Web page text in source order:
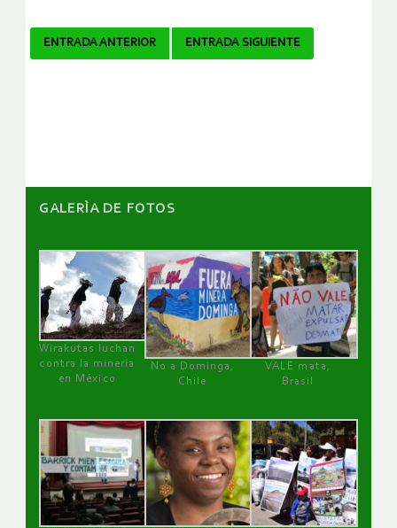
Navegador
ENTRADA ANTERIOR ENTRADA SIGUIENTE
GALERÌA DE FOTOS
Wirakutas luchan
contra la minería
en México
No a Dominga,
Chile
VALE mata,
Brasil